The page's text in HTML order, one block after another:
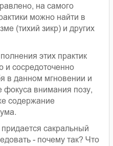
на самого
можно найти в
(тихий зикр) и других
этих практик
и сосредоточенно
в данном мгновении и
фокуса внимания позу,
содержание
сакральный
- почему так? Что